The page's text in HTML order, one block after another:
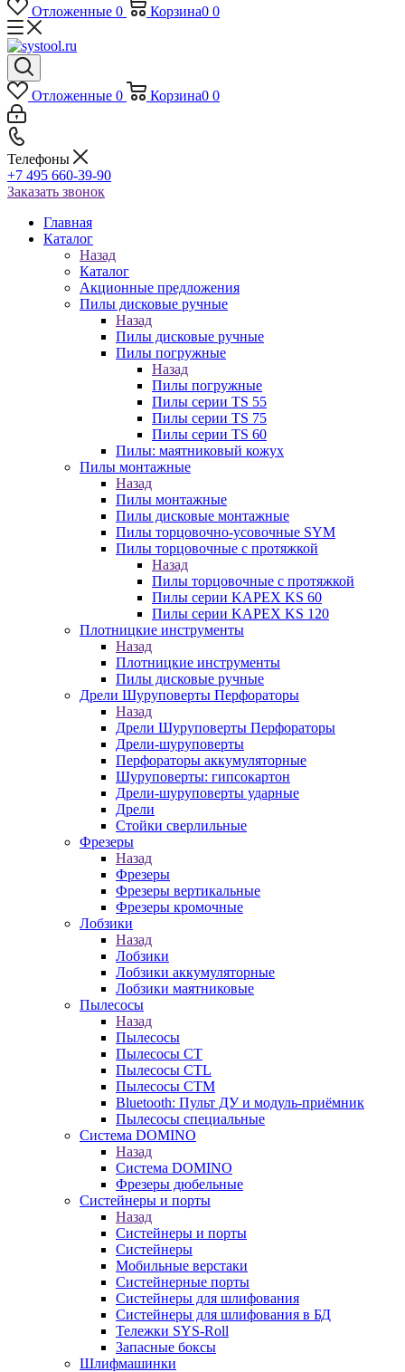
Отложенные 0 Корзина0 0
Отложенные 0 Корзина0 0
Телефоны
+7 495 660-39-90
Заказать звонок
Главная
Каталог
Назад
Каталог
Акционные предложения
Пилы дисковые ручные
Назад
Пилы дисковые ручные
Пилы погружные
Назад
Пилы погружные
Пилы серии TS 55
Пилы серии TS 75
Пилы серии TS 60
Пилы: маятниковый кожух
Пилы монтажные
Назад
Пилы монтажные
Пилы дисковые монтажные
Пилы торцовочно-усовочные SYM
Пилы торцовочные с протяжкой
Назад
Пилы торцовочные с протяжкой
Пилы серии KAPEX KS 60
Пилы серии KAPEX KS 120
Плотницкие инструменты
Назад
Плотницкие инструменты
Пилы дисковые ручные
Дрели Шуруповерты Перфораторы
Назад
Дрели Шуруповерты Перфораторы
Дрели-шуруповерты
Перфораторы аккумуляторные
Шуруповерты: гипсокартон
Дрели-шуруповерты ударные
Дрели
Стойки сверлильные
Фрезеры
Назад
Фрезеры
Фрезеры вертикальные
Фрезеры кромочные
Лобзики
Назад
Лобзики
Лобзики аккумуляторные
Лобзики маятниковые
Пылесосы
Назад
Пылесосы
Пылесосы CT
Пылесосы CTL
Пылесосы CTM
Bluetooth: Пульт ДУ и модуль-приёмник
Пылесосы специальные
Система DOMINO
Назад
Система DOMINO
Фрезеры дюбельные
Систейнеры и порты
Назад
Систейнеры и порты
Систейнеры
Мобильные верстаки
Систейнерные порты
Систейнеры для шлифования
Систейнеры для шлифования в БД
Тележки SYS-Roll
Запасные боксы
Шлифмашинки